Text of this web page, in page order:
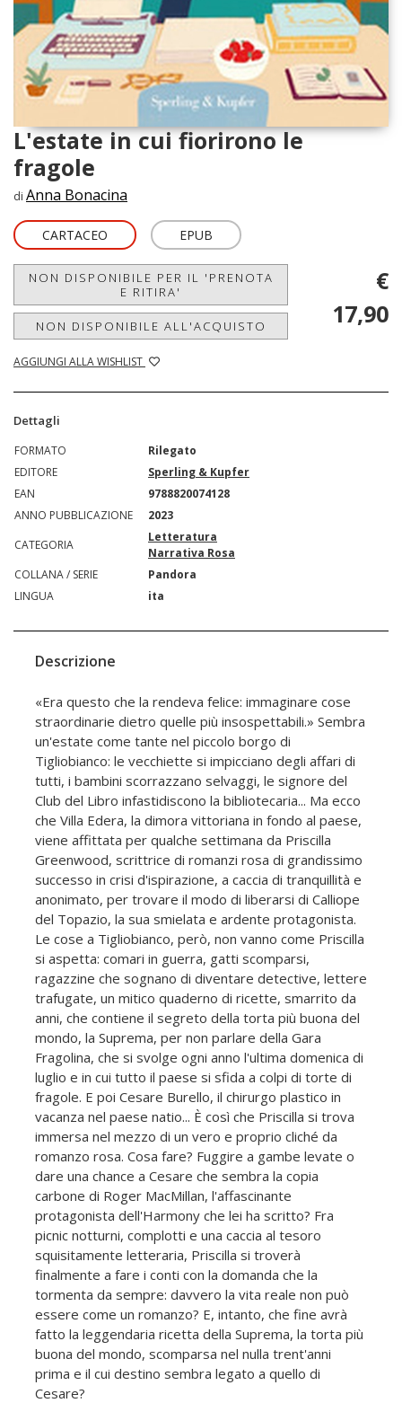
L'estate in cui fiorirono le
fragole
di Anna Bonacina
CARTACEO EPUB
NON DISPONIBILE PER IL 'PRENOTA
E RITIRA'
NON DISPONIBILE ALL'ACQUISTO
AGGIUNGI ALLA WISHLIST
€
17,90
Dettagli
FORMATO
Rilegato
EDITORE
Sperling & Kupfer
EAN
9788820074128
ANNO PUBBLICAZIONE
2023
CATEGORIA
Letteratura
Narrativa Rosa
COLLANA / SERIE
Pandora
LINGUA
ita
Descrizione
«Era questo che la rendeva felice: immaginare cose
straordinarie dietro quelle più insospettabili.» Sembra
un'estate come tante nel piccolo borgo di
Tigliobianco: le vecchiette si impicciano degli affari di
tutti, i bambini scorrazzano selvaggi, le signore del
Club del Libro infastidiscono la bibliotecaria... Ma ecco
che Villa Edera, la dimora vittoriana in fondo al paese,
viene affittata per qualche settimana da Priscilla
Greenwood, scrittrice di romanzi rosa di grandissimo
successo in crisi d'ispirazione, a caccia di tranquillità e
anonimato, per trovare il modo di liberarsi di Calliope
del Topazio, la sua smielata e ardente protagonista.
Le cose a Tigliobianco, però, non vanno come Priscilla
si aspetta: comari in guerra, gatti scomparsi,
ragazzine che sognano di diventare detective, lettere
trafugate, un mitico quaderno di ricette, smarrito da
anni, che contiene il segreto della torta più buona del
mondo, la Suprema, per non parlare della Gara
Fragolina, che si svolge ogni anno l'ultima domenica di
luglio e in cui tutto il paese si sfida a colpi di torte di
fragole. E poi Cesare Burello, il chirurgo plastico in
vacanza nel paese natio... È così che Priscilla si trova
immersa nel mezzo di un vero e proprio cliché da
romanzo rosa. Cosa fare? Fuggire a gambe levate o
dare una chance a Cesare che sembra la copia
carbone di Roger MacMillan, l'affascinante
protagonista dell'Harmony che lei ha scritto? Fra
picnic notturni, complotti e una caccia al tesoro
squisitamente letteraria, Priscilla si troverà
finalmente a fare i conti con la domanda che la
tormenta da sempre: davvero la vita reale non può
essere come un romanzo? E, intanto, che fine avrà
fatto la leggendaria ricetta della Suprema, la torta più
buona del mondo, scomparsa nel nulla trent'anni
prima e il cui destino sembra legato a quello di
Cesare?